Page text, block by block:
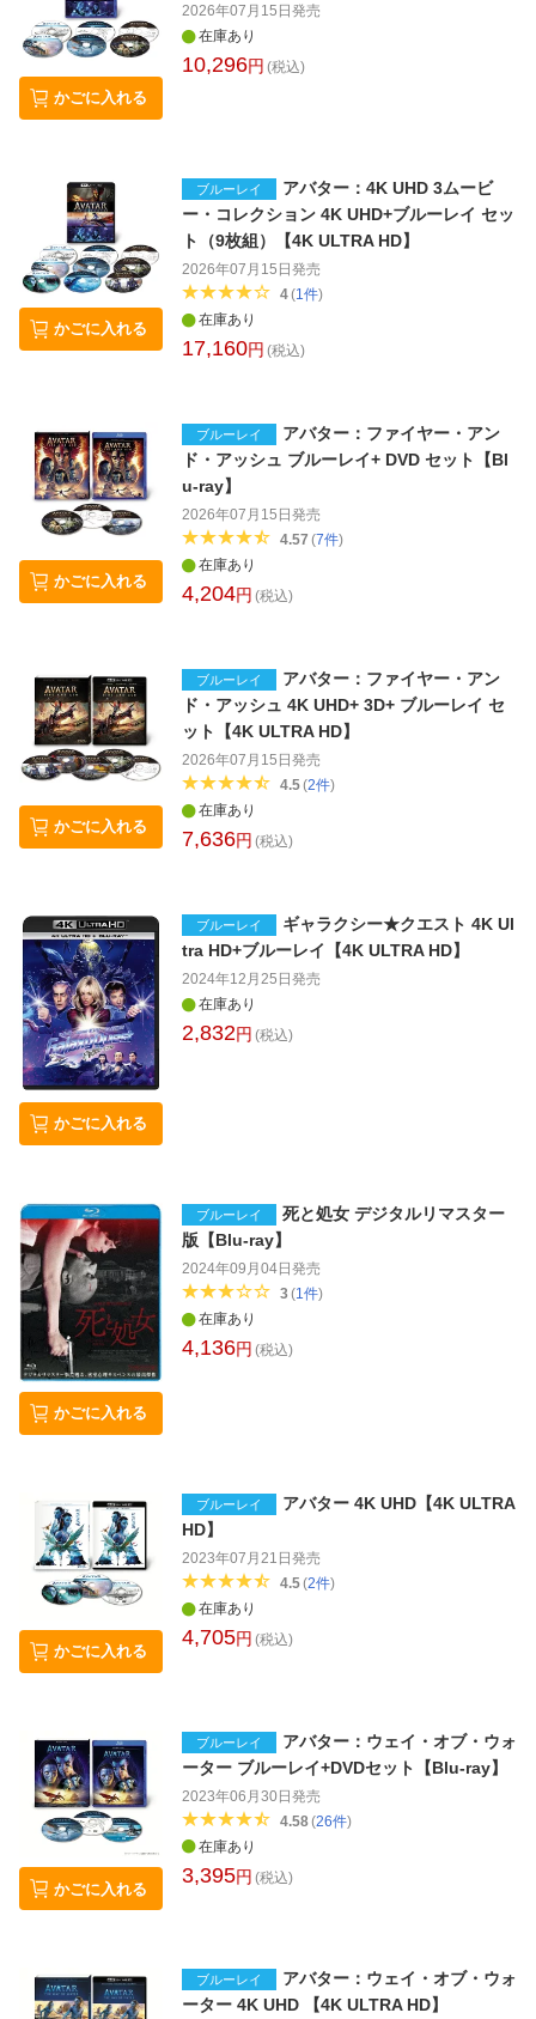
かごに入れる
2026年07月15日発売
在庫あり
10,296円 (税込)
かごに入れる
ブルーレイ
アバター：4K UHD 3ムービ
ー・コレクション 4K UHD+ブルーレイ セッ
ト（9枚組）【4K ULTRA HD】
2026年07月15日発売
4(1 件)
在庫あり
17,160円 (税込)
かごに入れる
ブルーレイ
アバター：ファイヤー・アン
ド・アッシュ ブルーレイ+ DVD セット【Bl
u-ray】
2026年07月15日発売
4.57 (7件)
在庫あり
4,204円 (税込)
かごに入れる
ブルーレイ
アバター：ファイヤー・アン
ド・アッシュ 4K UHD+ 3D+ ブルーレイ セ
ット【4K ULTRA HD】
2026年07月15日発売
4.5(2件)
在庫あり
7,636円 (税込)
かごに入れる
ブルーレイ
ギャラクシー★クエスト 4K Ul
tra HD+ブルーレイ【4K ULTRA HD】
2024年12月25日発売
在庫あり
2,832円 (税込)
かごに入れる
ブルーレイ
死と処女 デジタルリマスター
版【Blu-ray】
2024年09月04日発売
3(1 件)
在庫あり
4,136円 (税込)
かごに入れる
ブルーレイ
アバター 4K UHD【4K ULTRA
HD】
2023年07月21日発売
4.5(2件)
在庫あり
4,705円 (税込)
かごに入れる
ブルーレイ
アバター：ウェイ・オブ・ウォ
ーター ブルーレイ+DVDセット【Blu-ray】
2023年06月30日発売
4.58(26件)
在庫あり
3,395円 (税込)
ブルーレイ
アバター：ウェイ・オブ・ウォ
ーター 4K UHD 【4K ULTRA HD】